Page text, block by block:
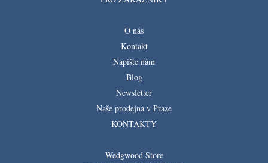
O nás
Kontakt
Napište nám
Blog
Newsletter
Naše prodejna v Praze
KONTAKTY
Wedgwood Store